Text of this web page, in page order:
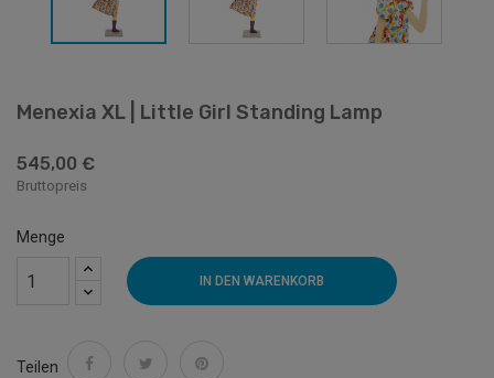
Menexia XL | Little Girl Standing Lamp
545,00 €
Bruttopreis
Menge
IN DEN WARENKORB
Teilen